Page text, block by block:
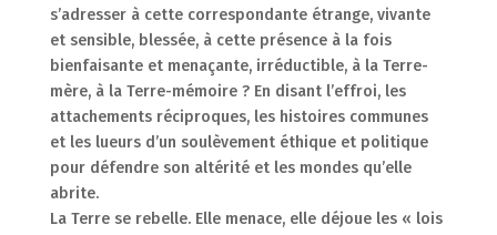
s’adresser à cette correspondante étrange, vivante
et sensible, blessée, à cette présence à la fois
bienfaisante et menaçante, irréductible, à la Terre-
mère, à la Terre-mémoire ? En disant l’effroi, les
attachements réciproques, les histoires communes
et les lueurs d’un soulèvement éthique et politique
pour défendre son altérité et les mondes qu’elle
abrite.
La Terre se rebelle. Elle menace, elle déjoue les « lois